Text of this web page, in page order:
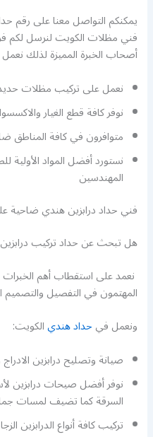
يمكنكم التواصل معنا على رقم
فني مظلات الكويت لنرسل لكم
أصحاب الخبرة المميزة لذلك
نعمل على تركيب مظلات
نوفر كافة قطع الغيار
متوافرون في كافة المناطق
نستورد أفضل المواد الأولية
المهندسين
فني حداد درابزين هندي ضاحية
هل تبحث عن حداد تركيب
نعمد على استقطاب أهم
المهتمون في التفصيل والتصميم
ونعمل فيحداد هنديالكويت:
صيانة وتصليح درابزين
نوفر أفضل صيحات درابزين
السرقة كما تضيف لمسات
تركيب كافة أنواع الدرابزين